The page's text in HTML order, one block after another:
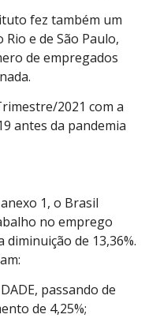
fez também um
e de São Paulo,
de empregados
2021 com a
antes da pandemia
1, o Brasil
no emprego
de 13,36%.
passando de
de 4,25%;